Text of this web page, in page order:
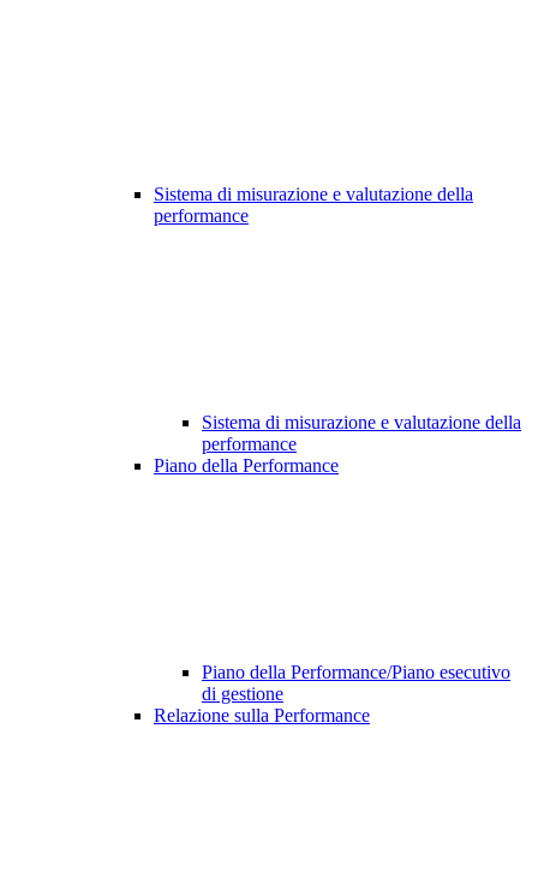
Sistema di misurazione e valutazione della
performance
Sistema di misurazione e valutazione della
performance
Piano della Performance
Piano della Performance/Piano esecutivo
di gestione
Relazione sulla Performance